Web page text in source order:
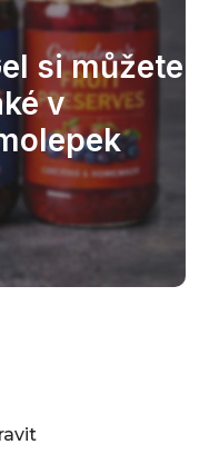
si můžete
v